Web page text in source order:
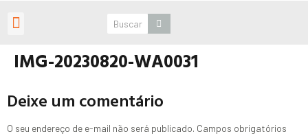
IMG-20230820-WA0031
Deixe um comentário
O seu endereço de e-mail não será publicado. Campos obrigatórios